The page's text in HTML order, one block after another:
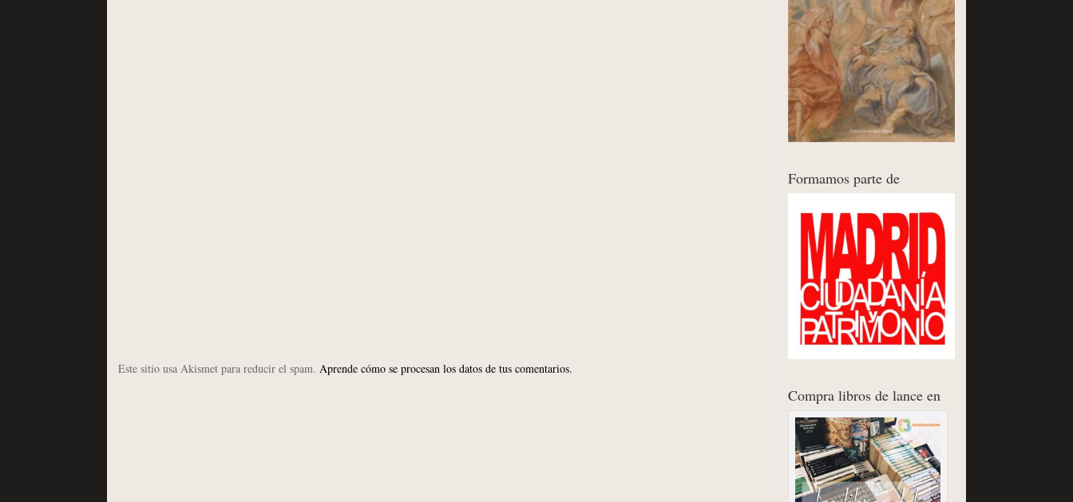
Este sitio usa Akismet para reducir el spam. Aprende cómo se procesan los datos de tus comentarios.
Formamos parte de
Compra libros de lance en